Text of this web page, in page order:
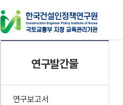
연구보고서
연구발간물
연구보고서